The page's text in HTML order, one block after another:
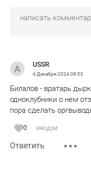
USSR
4 Декабря 202408:53
Билалов - вратарь
одноклубники о нем
пора сделать
0 эмодзи
Ответить